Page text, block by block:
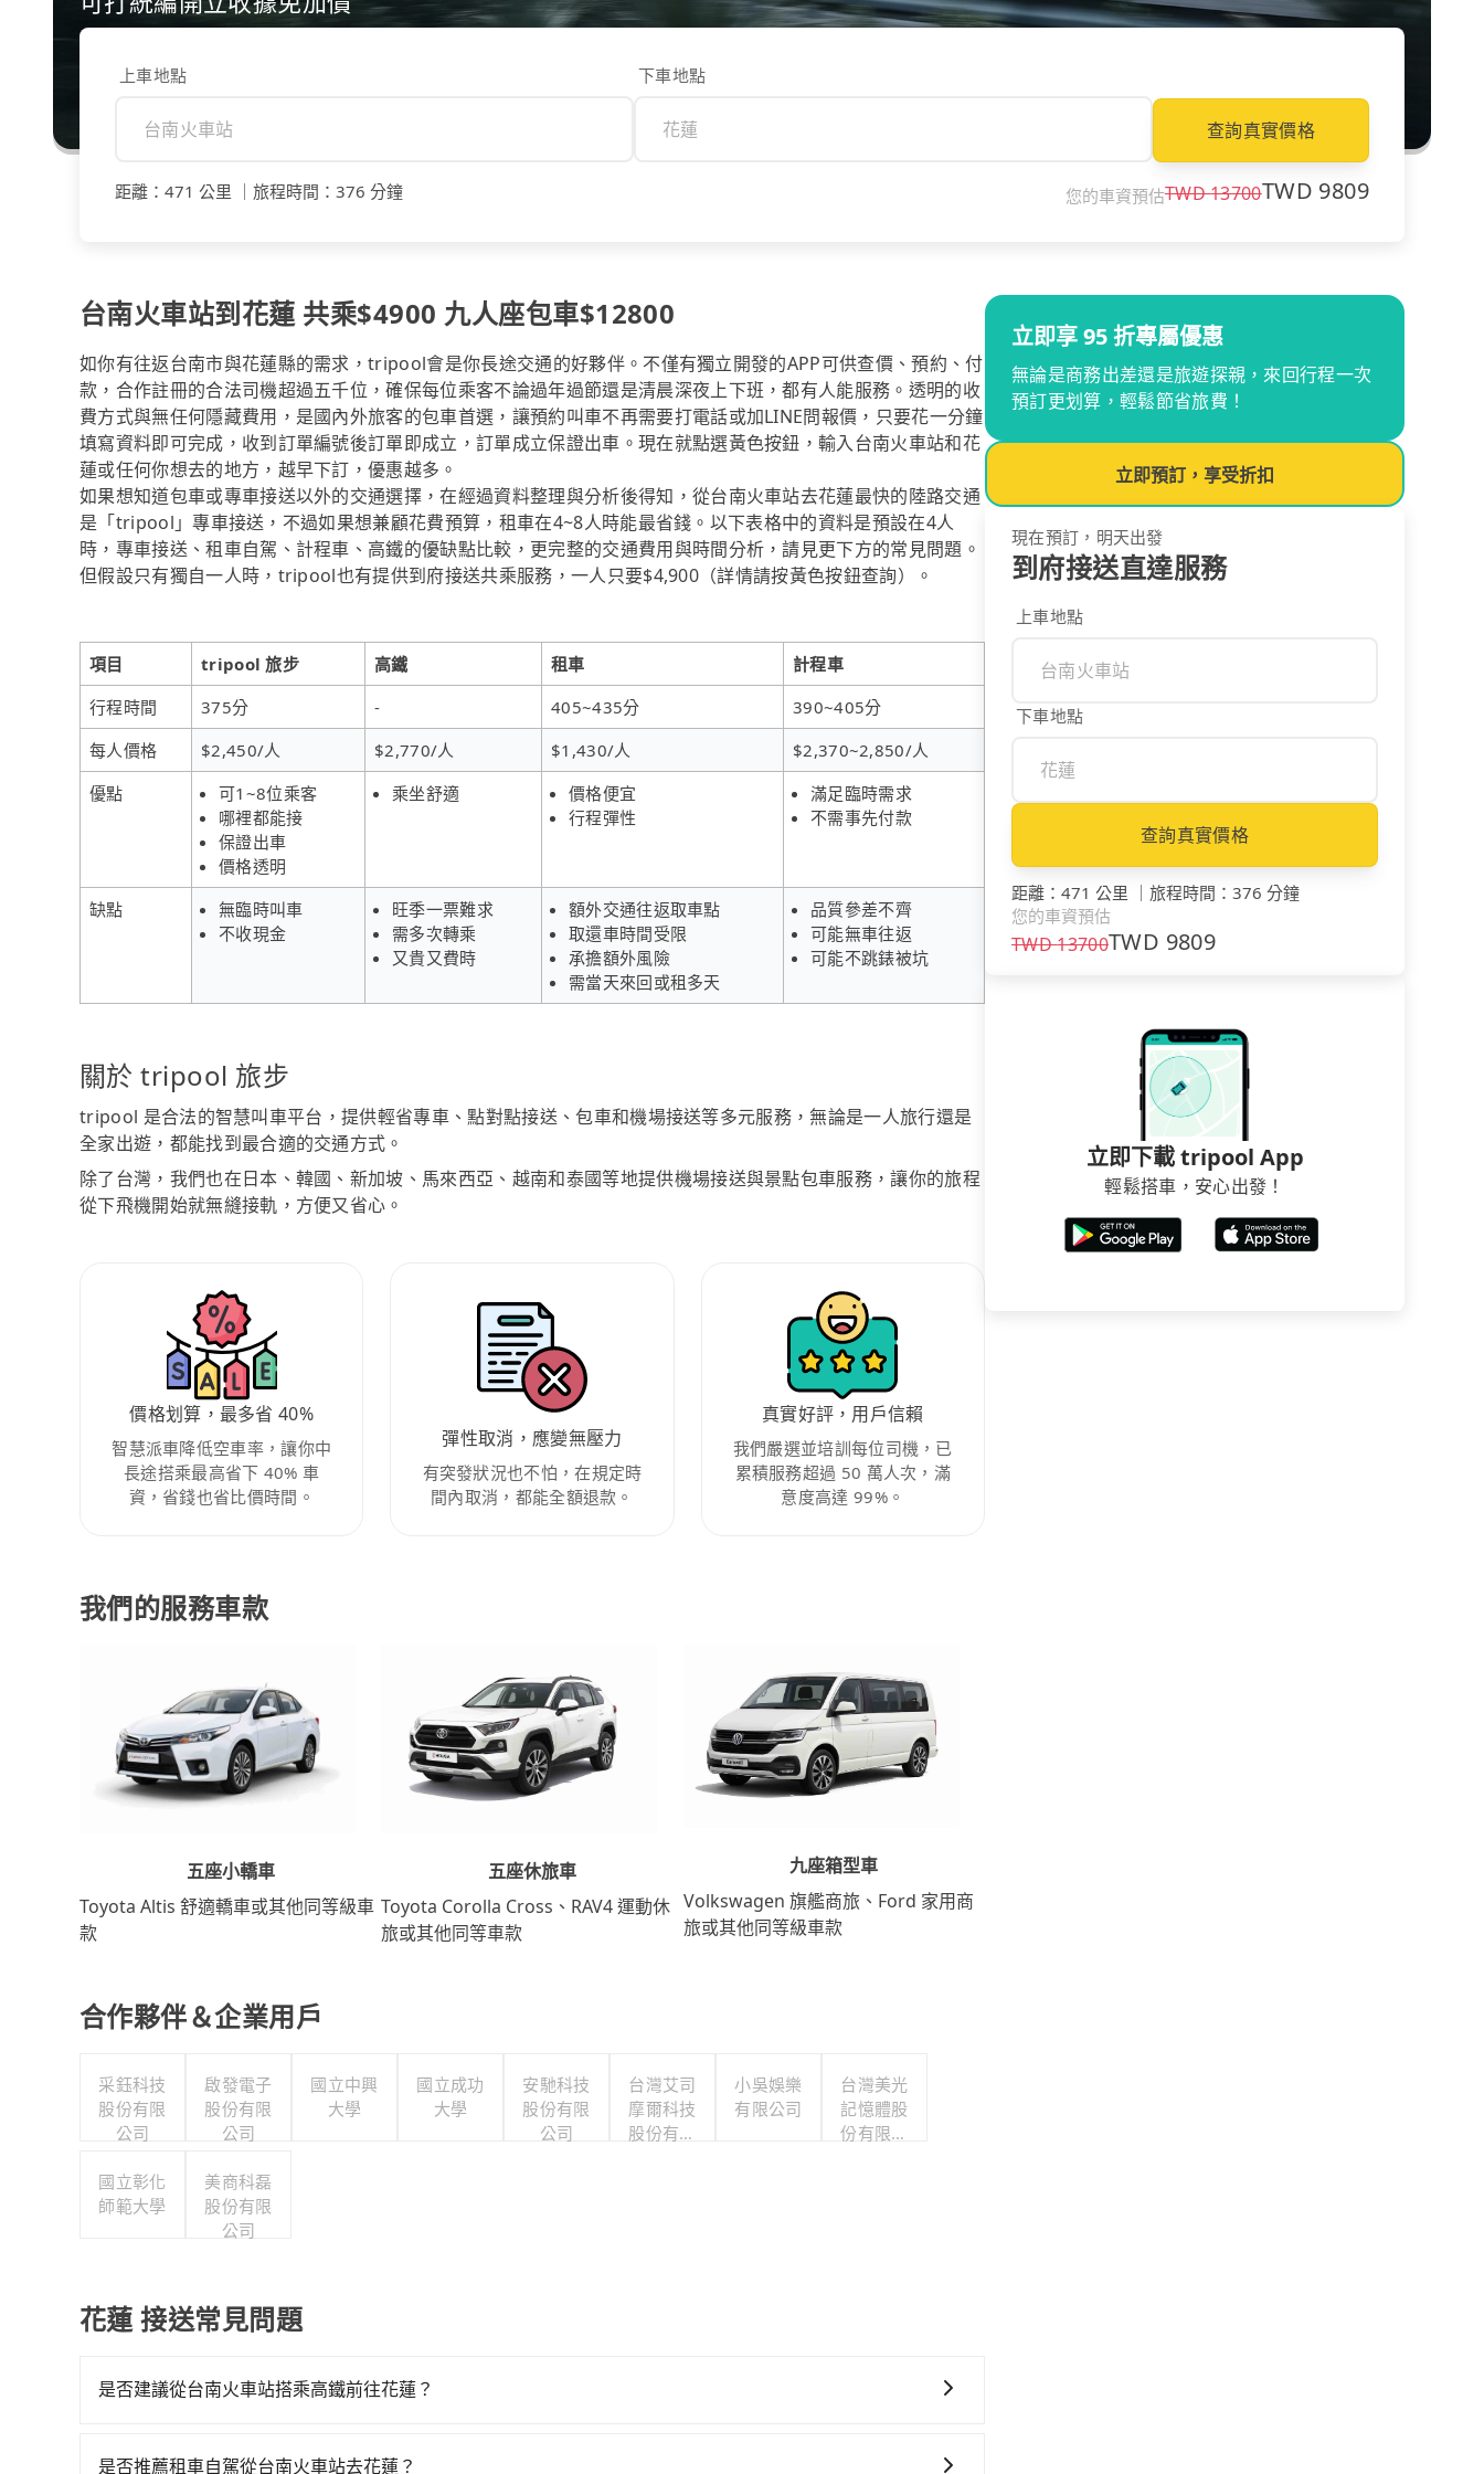
上車地點 下車地點
查詢真實價格
距離 ： 471 公里 旅程時間 ： 376 分鐘 您的車資預估TWD13700TWD 9809
台南火車站到花蓮 共乘$4900 九人座包車$12800
如你有往返台南市與花蓮縣的需求，tripool會是你長途交通的好夥伴。不僅有獨立開發的APP可供查價、預約、付
款，合作註冊的合法司機超過五千位，確保每位乘客不論過年過節還是清晨深夜上下班，都有人能服務。透明的收
費方式與無任何隱藏費用，是國內外旅客的包車首選，讓預約叫車不再需要打電話或加LINE問報價，只要花一分鐘
填寫資料即可完成，收到訂單編號後訂單即成立，訂單成立保證出車。現在就點選黃色按鈕，輸入台南火車站和花
蓮或任何你想去的地方，越早下訂，優惠越多。
如果想知道包車或專車接送以外的交通選擇，在經過資料整理與分析後得知，從台南火車站去花蓮最快的陸路交通
是「tripool」專車接送，不過如果想兼顧花費預算，租車在4~8人時能最省錢。以下表格中的資料是預設在4人
時，專車接送、租車自駕、計程車、高鐵的優缺點比較，更完整的交通費用與時間分析，請見更下方的常見問題。
但假設只有獨自一人時，tripool也有提供到府接送共乘服務，一人只要$4,900（詳情請按黃色按鈕查詢）。
項目 tripool 旅步 高鐵 租車
計程車
行程時間
375分 - 405~435分
390~405分
每人價格
$2,450/人 $2,770/人 $1,430/人
$2,370~2,850/人
優點
可1~8位乘客
哪裡都能接
保證出車
價格透明
乘坐舒適
價格便宜
行程彈性
滿足臨時需求
不需事先付款
缺點
無臨時叫車
不收現金
旺季一票難求
需多次轉乘
又貴又費時
額外交通往返取車點
取還車時間受限
承擔額外風險
需當天來回或租多天
品質參差不齊
可能無車往返
可能不跳錶被坑
關於 tripool 旅步
tripool 是合法的智慧叫車平台，提供輕省專車、點對點接送、包車和機場接送等多元服務，無論是一人旅行還是
全家出遊，都能找到最合適的交通方式。
除了台灣，我們也在日本、韓國、新加坡、馬來西亞、越南和泰國等地提供機場接送與景點包車服務，讓你的旅程
從下飛機開始就無縫接軌，方便又省心。
價格划算，最多省 40%
智慧派車降低空車率，讓你中
長途搭乘最高省下 40% 車
資，省錢也省比價時間。
彈性取消，應變無壓力
有突發狀況也不怕，在規定時
間內取消，都能全額退款。
真實好評，用戶信賴
我們嚴選並培訓每位司機，已
累積服務超過 50 萬人次，滿
意度高達 99%。
我們的服務車款
五座小轎車
Toyota Altis 舒適轎車或其他同等級車
款
五座休旅車
Toyota Corolla Cross、RAV4 運動休
旅或其他同等車款
九座箱型車
Volkswagen 旗艦商旅、Ford 家用商
旅或其他同等級車款
合作夥伴＆企業用戶
采鈺科技
股份有限
公司
啟發電子
股份有限
公司
國立中興
大學
國立成功
大學
安馳科技
股份有限
公司
台灣艾司
摩爾科技
股份有限
小吳娛樂
有限公司
台灣美光
記憶體股
份有限公
國立彰化
師範大學
美商科磊
股份有限
公司
花蓮 接送常見問題
是否建議從台南火車站搭乘高鐵前往花蓮？
南-南港一天最多有73班次高鐵可搭乘。假設從台南火車站 (台南市東區) 前往最靠近的台南高鐵站，叫一輛計程
是否推薦租車自駕從台南火車站去花蓮？
立即享 95 折專屬優惠
無論是商務出差還是旅遊探親，來回行程一次
預訂更划算，輕鬆節省旅費！
立即預訂，享受折扣
現在預訂，明天出發
到府接送直達服務
上車地點
下車地點
查詢真實價格
距離 ： 471 公里 ｜ 旅程時間 ： 376 分鐘
您的車資預估
TWD13700TWD 9809
立即下載 tripool App
輕鬆搭車，安心出發！